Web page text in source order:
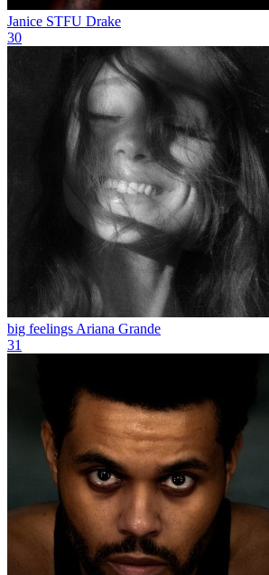
Janice STFU Drake
30
big feelings Ariana Grande
31